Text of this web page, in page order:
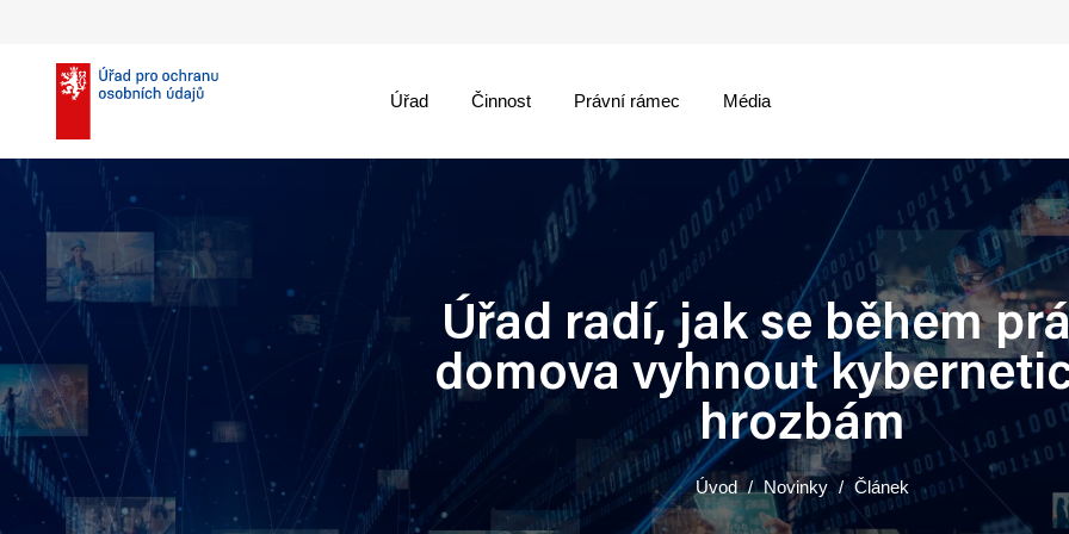
Úřad Činnost Právní rámec Média
Úřad radí, jak se během
domova vyhnout
hrozbám
Úvod Novinky Článek